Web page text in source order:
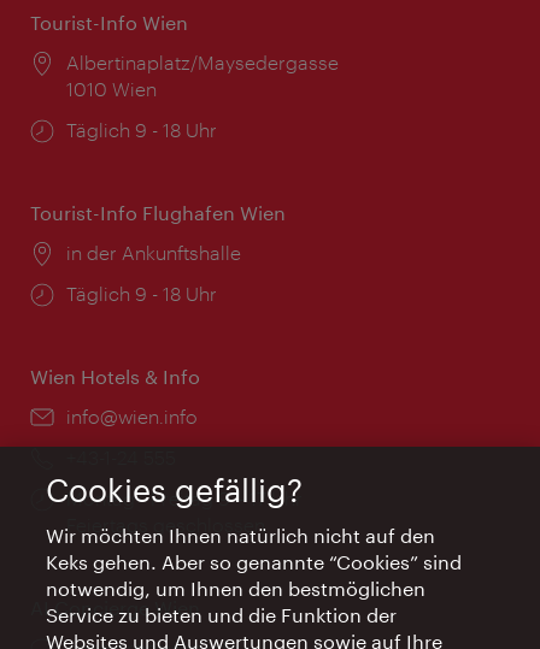
Tourist-Info Wien
Ort:
Albertinaplatz/Maysedergasse
1010 Wien
Öffnungszeiten:
Täglich 9 - 18 Uhr
Tourist-Info Flughafen Wien
Ort:
in der Ankunftshalle
Öffnungszeiten:
Täglich 9 - 18 Uhr
Wien Hotels & Info
Email:
info@wien.info
Öffnungszeiten:
Montag - Freitag 9 – 17 Uhr
Feiertags geschlossen
AI Concierge Wien
Cookies gefällig?
Wir möchten Ihnen natürlich nicht auf den
Keks gehen. Aber so genannte “Cookies” sind
notwendig, um Ihnen den bestmöglichen
Service zu bieten und die Funktion der
Websites und Auswertungen sowie auf Ihre